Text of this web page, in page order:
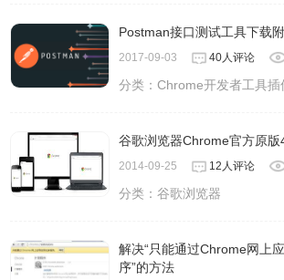
Postman接口测试工具下载
2017-09-03 40人评论
分类：Chrome开发者工具插
谷歌浏览器Chrome官方原
2014-09-25 12人评论
分类：谷歌浏览器
解决“只能通过Chrome网上
序”的方法